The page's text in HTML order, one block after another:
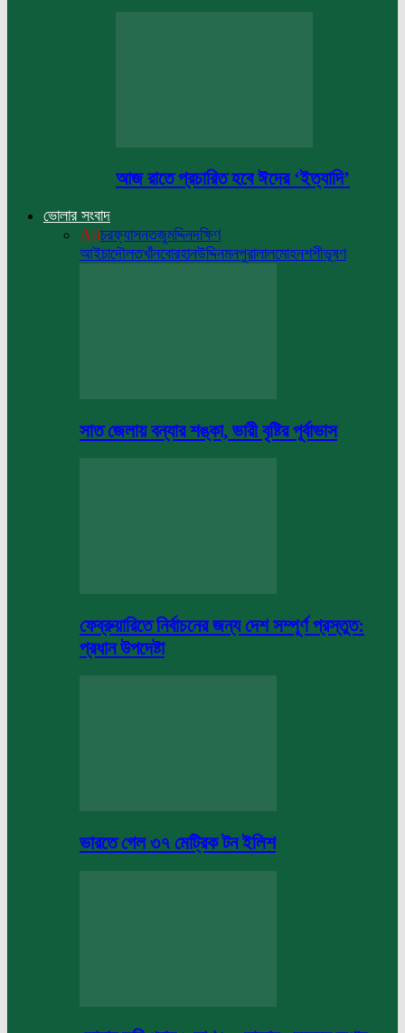
আজ রাতে প্রচারিত হবে ঈদের ‘ইত্যাদি’
ভোলার সংবাদ
Allচরফ্যাসনতজুমদ্দিনদক্ষিণ
আইচাদৌলতখাঁনবোরহানউদ্দিনমনপুরালালমোহনশশীভূষণ
সাত জেলায় বন্যার শঙ্কা, ভারী বৃষ্টির পূর্বাভাস
ফেব্রুয়ারিতে নির্বাচনের জন্য দেশ সম্পূর্ণ প্রস্তুত:
প্রধান উপদেষ্টা
ভারতে গেল ৩৭ মেট্রিক টন ইলিশ